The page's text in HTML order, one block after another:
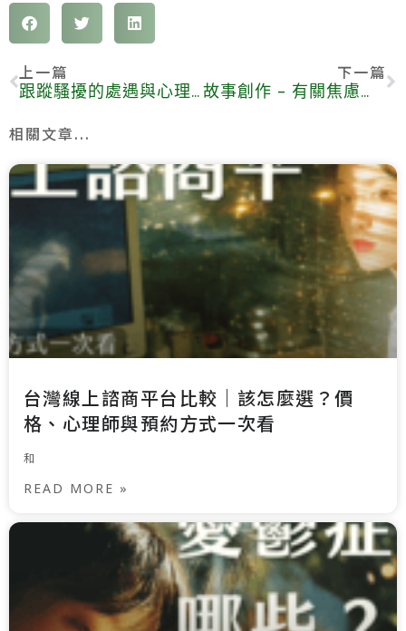
上一篇
跟蹤騷擾的處遇與心理復原
下一篇
故事創作 – 有關焦慮的故事
相關文章...
台灣線上諮商平台比較｜該怎麼選？價
格、心理師與預約方式一次看
和
READ MORE »